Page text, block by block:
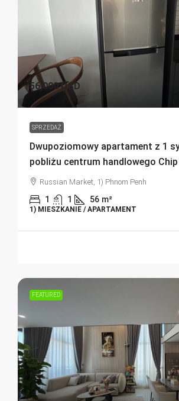
56,000 USD
SPRZEDAŻ
Dwupoziomowy apartament z 1
pobliżu centrum handlowego
Russian Market, 1) Phnom Penh
1 1 56 m²
1) MIESZKANIE / APARTAMENT
FEATURED